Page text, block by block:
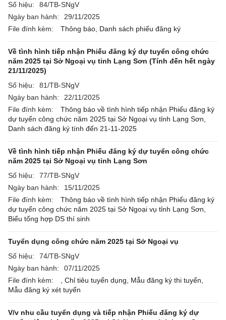
Số hiệu:
84/TB-SNgV
Ngày ban hành:
29/11/2025
File đính kèm:
Thông báo, Danh sách phiếu đăng ký
Về tình hình tiếp nhận Phiếu đăng ký dự tuyển công chức
năm 2025 tại Sở Ngoại vụ tỉnh Lạng Sơn (Tính đến hết ngày
21/11/2025)
Số hiệu:
81/TB-SNgV
Ngày ban hành:
22/11/2025
File đính kèm:
Thông báo về tình hình tiếp nhận Phiếu đăng ký
dự tuyển công chức năm 2025 tại Sở Ngoại vụ tỉnh Lạng Sơn,
Danh sách đăng ký tính đến 21-11-2025
Về tình hình tiếp nhận Phiếu đăng ký dự tuyển công chức
năm 2025 tại Sở Ngoại vụ tỉnh Lạng Sơn
Số hiệu:
77/TB-SNgV
Ngày ban hành:
15/11/2025
File đính kèm:
Thông báo về tình hình tiếp nhận Phiếu đăng ký
dự tuyển công chức năm 2025 tại Sở Ngoại vụ tỉnh Lạng Sơn,
Biểu tổng hợp DS thí sinh
Tuyển dụng công chức năm 2025 tại Sở Ngoại vụ
Số hiệu:
74/TB-SNgV
Ngày ban hành:
07/11/2025
File đính kèm:
Chỉ tiêu tuyển dụng,
Mẫu đăng ký thi tuyển,
Mẫu đăng ký xét tuyển
V/v nhu cầu tuyển dụng và tiếp nhận Phiếu đăng ký dự